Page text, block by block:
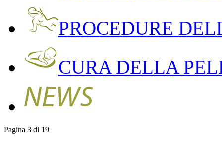
PROCEDURE
CURA DELLA
Pagina 3 di 19